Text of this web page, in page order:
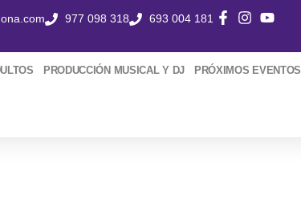
977 098 318 693 004 181
PRODUCCIÓN MUSICAL Y DJ PRÓXIMOS EVENTOS